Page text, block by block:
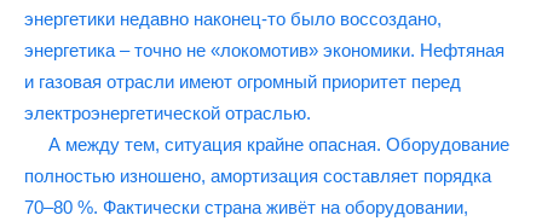
энергетики недавно наконец-то было воссоздано,
энергетика – точно не «локомотив» экономики. Нефтяная
и газовая отрасли имеют огромный приоритет перед
электроэнергетической отраслью.
А между тем, ситуация крайне опасная. Оборудование
полностью изношено, амортизация составляет порядка
70–80 %. Фактически страна живёт на оборудовании,